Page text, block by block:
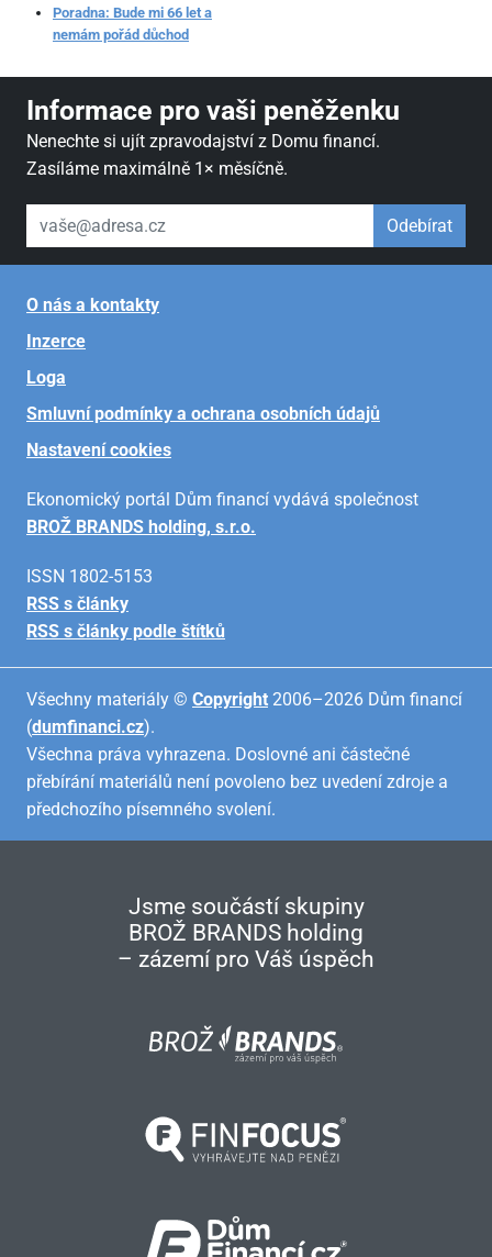
Poradna: Bude mi 66 let a
nemám pořád důchod
Informace pro vaši peněženku
Nenechte si ujít zpravodajství z Domu financí.
Zasíláme maximálně 1× měsíčně.
váš email Odebírat
O nás a kontakty
Inzerce
Loga
Smluvní podmínky a ochrana osobních údajů
Nastavení cookies
Ekonomický portál Dům financí vydává společnost
BROŽ BRANDS holding, s.r.o.
ISSN 1802-5153
RSS s články
RSS s články podle štítků
Všechny materiály © Copyright 2006–2026 Dům financí
(dumfinanci.cz).
Všechna práva vyhrazena. Doslovné ani částečné
přebírání materiálů není povoleno bez uvedení zdroje a
předchozího písemného svolení.
Jsme součástí skupiny
BROŽ BRANDS holding
– zázemí pro Váš úspěch